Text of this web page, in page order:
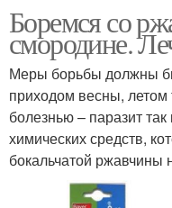
Боремся со
смородине.
Меры борьбы должны
приходом весны,
болезнью – паразит
химических средств,
бокальчатой ржавчины